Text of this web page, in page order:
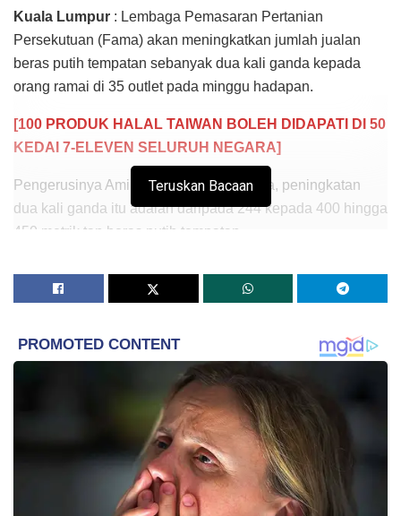
Kuala Lumpur : Lembaga Pemasaran Pertanian
Persekutuan (Fama) akan meningkatkan jumlah jualan
beras putih tempatan sebanyak dua kali ganda kepada
orang ramai di 35 outlet pada minggu hadapan.
[100 PRODUK HALAL TAIWAN BOLEH DIDAPATI DI 50
KEDAI 7-ELEVEN SELURUH NEGARA]
Pengerusinya Aminuddin Zulkipli berkata, peningkatan
dua kali ganda itu adalah daripada 244 kepada 400 hingga
450 metrik tan beras putih tempatan.
pihak Fama, saya mohon maaf kepada semua yang
“Daripada 35 outlet yang dibuat (penjualan) itu, hanya ada
dua tempat yang berlaku sedikit kekecohan iaitu di Kuala
Pilah, Negeri Sembilan dan Kuala Kurau, Perak.
“Untuk fasa seterusnya, kita akan tingkatkan jumlah
kepada dua kali ganda daripada yang pernah kita
bekalkan. Ini telah mendapat pengesahan dan kerjasama
daripada pembekal,” katanya kepada Harian Metro hari ini.
Teruskan Bacaan